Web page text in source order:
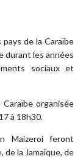
pays de la Caraïbe
durant les années
sociaux et
organisée
à 18h30.
Maizeroi feront
de la Jamaïque, de